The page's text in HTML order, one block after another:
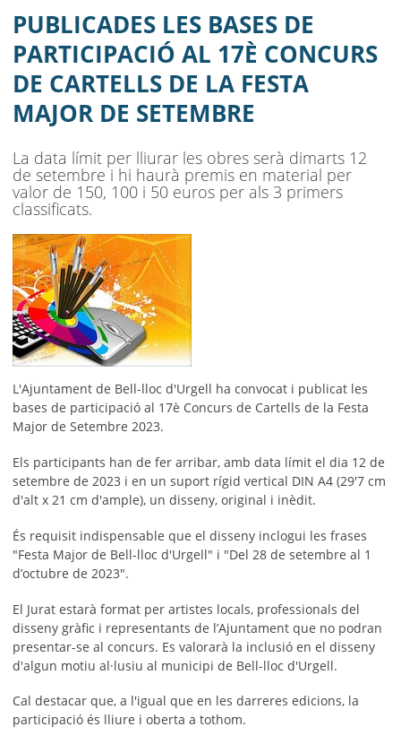
CARTELLS DE LA FESTA MAJOR DE
SETEMBRE
AJUNTAMENT
MUNICIPI
SEU ELECTRÒNICA
BELL-LLOC SOLUCIONA
PUBLICADES LES BASES DE
PARTICIPACIÓ AL 17È CONCURS
DE CARTELLS DE LA FESTA
MAJOR DE SETEMBRE
La data límit per lliurar les obres serà dimarts 12
de setembre i hi haurà premis en material per
valor de 150, 100 i 50 euros per als 3 primers
classificats.
L'Ajuntament de Bell-lloc d'Urgell ha convocat i publicat les
bases de participació al 17è Concurs de Cartells de la Festa
Major de Setembre 2023.
Els participants han de fer arribar, amb data límit el dia 12 de
setembre de 2023 i en un suport rígid vertical DIN A4 (29'7 cm
d'alt x 21 cm d'ample), un disseny, original i inèdit.
És requisit indispensable que el disseny inclogui les frases
"Festa Major de Bell-lloc d'Urgell" i "Del 28 de setembre al 1
d’octubre de 2023".
El Jurat estarà format per artistes locals, professionals del
disseny gràfic i representants de l’Ajuntament que no podran
presentar-se al concurs. Es valorarà la inclusió en el disseny
d'algun motiu al·lusiu al municipi de Bell-lloc d'Urgell.
Cal destacar que, a l'igual que en les darreres edicions, la
participació és lliure i oberta a tothom.